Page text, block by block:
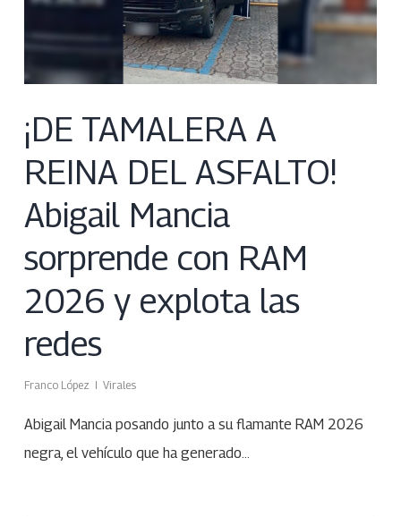
¡DE TAMALERA A
REINA DEL ASFALTO!
Abigail Mancia
sorprende con RAM
2026 y explota las
redes
Franco López Virales
Abigail Mancia posando junto a su flamante RAM 2026
negra, el vehículo que ha generado…